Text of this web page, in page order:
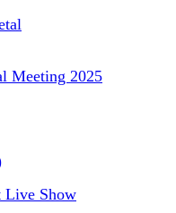
Meeting 2025